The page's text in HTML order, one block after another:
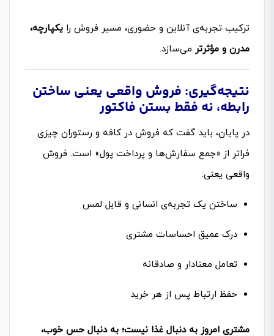
ترکیب تجربه‌ی آنلاین و حضوری، مسیر فروش را یکپارچه،
مدرن و مؤثرتر می‌سازد.
نتیجه‌گیری: فروش واقعی یعنی ساختن
رابطه، نه فقط بستن فاکتور
در پایان، باید گفت که فروش در کافه و رستوران چیزی
فراتر از «جمع سفارش‌ها و پرداخت پول» است. فروش
واقعی یعنی:
ساختن یک تجربه‌ی انسانی و قابل لمس
درک عمیق احساسات مشتری
تعامل معنادار و صادقانه
حفظ ارتباط پس از هر خرید
مشتری امروز به دنبال غذا نیست؛ به دنبال حس خوب،